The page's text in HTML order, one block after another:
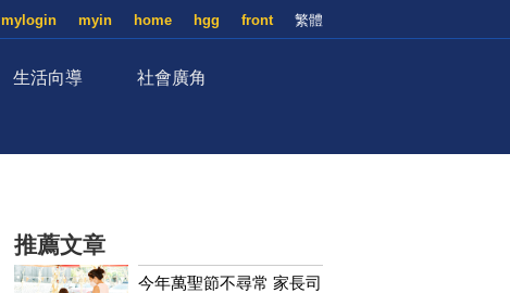
繁體
front
hgg
home
myin
mylogin
生活向導 社會廣角
推薦文章
今年萬聖節不尋常 家長司